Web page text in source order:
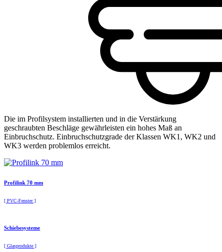
Die im Profilsystem installierten und in die Verstärkung
geschraubten Beschläge gewährleisten ein hohes Maß an
Einbruchschutz. Einbruchschutzgrade der Klassen WK1, WK2 und
WK3 werden problemlos erreicht.
Profilink 70 mm
[ PVC-Fenster ]
Schiebesysteme
[ Glasprodukte ]